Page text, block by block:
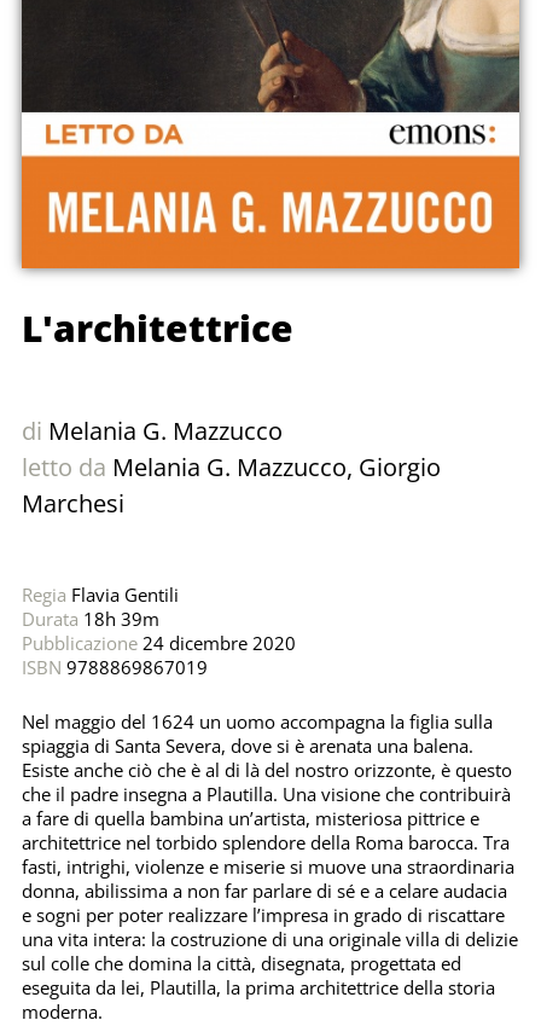
L'architettrice
di Melania G. Mazzucco
letto da Melania G. Mazzucco, Giorgio
Marchesi
Regia Flavia Gentili
Durata 18h 39m
Pubblicazione24 dicembre 2020
ISBN 9788869867019
Nel maggio del 1624 un uomo accompagna la figlia sulla
spiaggia di Santa Severa, dove si è arenata una balena.
Esiste anche ciò che è al di là del nostro orizzonte, è questo
che il padre insegna a Plautilla. Una visione che contribuirà
a fare di quella bambina un’artista, misteriosa pittrice e
architettrice nel torbido splendore della Roma barocca. Tra
fasti, intrighi, violenze e miserie si muove una straordinaria
donna, abilissima a non far parlare di sé e a celare audacia
e sogni per poter realizzare l’impresa in grado di riscattare
una vita intera: la costruzione di una originale villa di delizie
sul colle che domina la città, disegnata, progettata ed
eseguita da lei, Plautilla, la prima architettrice della storia
moderna.